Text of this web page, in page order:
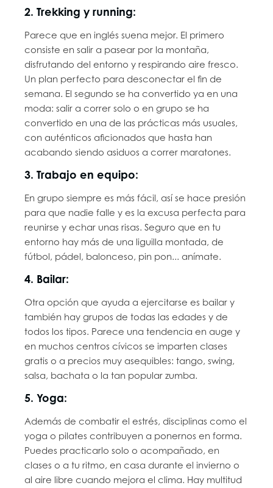
2. Trekking y running:
Parece que en inglés suena mejor. El primero
consiste en salir a pasear por la montaña,
disfrutando del entorno y respirando aire fresco.
Un plan perfecto para desconectar el fin de
semana. El segundo se ha convertido ya en una
moda: salir a correr solo o en grupo se ha
convertido en una de las prácticas más usuales,
con auténticos aficionados que hasta han
acabando siendo asiduos a correr maratones.
3. Trabajo en equipo:
En grupo siempre es más fácil, así se hace presión
para que nadie falle y es la excusa perfecta para
reunirse y echar unas risas. Seguro que en tu
entorno hay más de una liguilla montada, de
fútbol, pádel, balonceso, pin pon... anímate.
4. Bailar:
Otra opción que ayuda a ejercitarse es bailar y
también hay grupos de todas las edades y de
todos los tipos. Parece una tendencia en auge y
en muchos centros cívicos se imparten clases
gratis o a precios muy asequibles: tango, swing,
salsa, bachata o la tan popular zumba.
5. Yoga:
Además de combatir el estrés, disciplinas como el
yoga o pilates contribuyen a ponernos en forma.
Puedes practicarlo solo o acompañado, en
clases o a tu ritmo, en casa durante el invierno o
al aire libre cuando mejora el clima. Hay multitud